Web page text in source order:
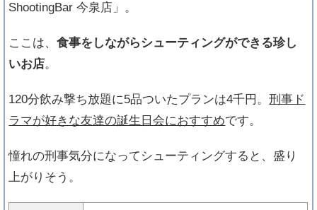
ShootingBar 今泉店」。
ここは、食事をしながらシューティングができる珍し
いお店。
120分飲み撃ち放題に5品ついたプランは4千円。刑事ド
ラマが好きな友達の誕生日会におすすめです。
憧れの刑事気分になってシューティングすると、盛り
上がりそう。